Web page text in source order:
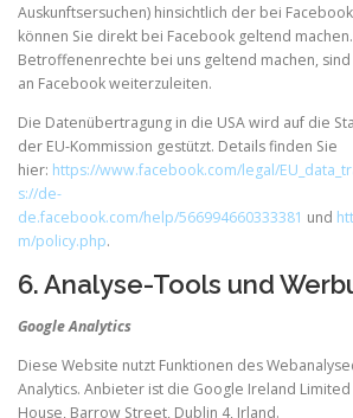
Auskunftsersuchen) hinsichtlich der bei
können Sie direkt bei Facebook geltend
Betroffenenrechte bei uns geltend machen,
an Facebook weiterzuleiten.
Die Datenübertragung in die USA wird auf die
der EU-Kommission gestützt. Details finden Sie
hier: https://www.facebook.com/legal/
s://de-
de.facebook.com/help/566994660333381 und
m/policy.php.
6. Analyse-Tools und
Google Analytics
Diese Website nutzt Funktionen des
Analytics. Anbieter ist die Google Ireland Limited
House, Barrow Street, Dublin 4, Irland.